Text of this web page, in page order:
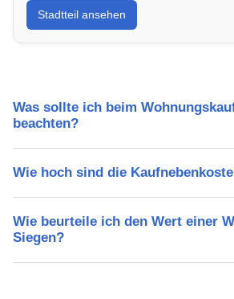
Lebensqualität, Verkehrsanbindung,
Freizeitmöglichkeiten und Mietpreise.
Stadtteil ansehen
Was sollte ich beim
beachten?
Wie hoch sind die
Wie beurteile ich den Wert einer
Siegen?